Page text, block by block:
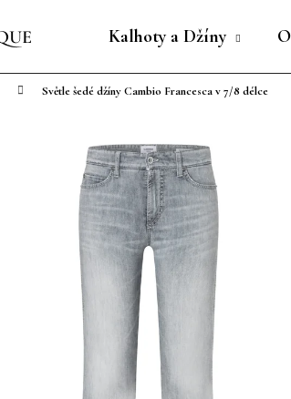
Kalhoty a Džíny
Světle šedé džíny Cambio Francesca v 7/8 délce